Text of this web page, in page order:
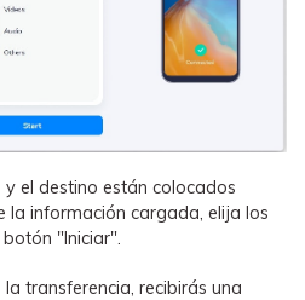
el destino están colocados
la información cargada, elija los
"Iniciar".
transferencia, recibirás una